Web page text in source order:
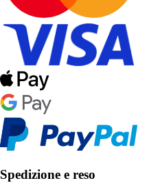
Spedizione e reso